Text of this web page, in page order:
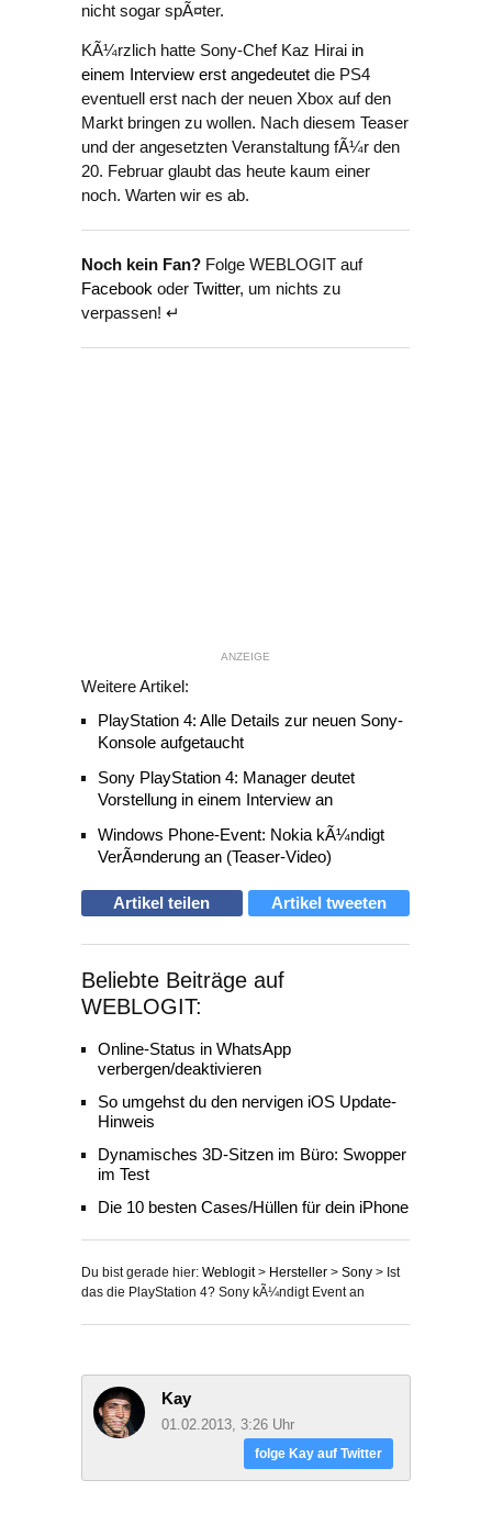
nicht sogar spÃ¤ter.
KÃ¼rzlich hatte Sony-Chef Kaz Hirai in
einem Interview erst angedeutet die PS4
eventuell erst nach der neuen Xbox auf den
Markt bringen zu wollen. Nach diesem Teaser
und der angesetzten Veranstaltung fÃ¼r den
20. Februar glaubt das heute kaum einer
noch. Warten wir es ab.
Noch kein Fan? Folge WEBLOGIT auf
Facebook oder Twitter, um nichts zu
verpassen! ↵
ANZEIGE
Weitere Artikel:
PlayStation 4: Alle Details zur neuen Sony-
Konsole aufgetaucht
Sony PlayStation 4: Manager deutet
Vorstellung in einem Interview an
Windows Phone-Event: Nokia kÃ¼ndigt
VerÃ¤nderung an (Teaser-Video)
Artikel teilen Artikel tweeten
Beliebte Beiträge auf
WEBLOGIT:
Online-Status in WhatsApp
verbergen/deaktivieren
So umgehst du den nervigen iOS Update-
Hinweis
Dynamisches 3D-Sitzen im Büro: Swopper
im Test
Die 10 besten Cases/Hüllen für dein iPhone
Du bist gerade hier: Weblogit> Hersteller > Sony > Ist
das die PlayStation 4? Sony kÃ¼ndigt Event an
Kay
01.02.2013, 3:26 Uhr
folge Kay auf Twitter